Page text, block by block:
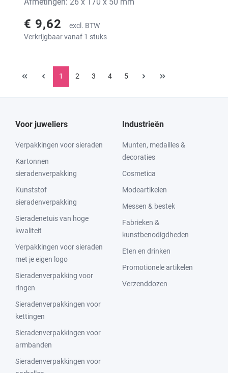
€ 9,62
excl. BTW
Verkrijgbaar vanaf 1 stuks
1 2 3 4 5
Voor juweliers
Verpakkingen voor sieraden
Kartonnen
sieradenverpakking
Kunststof
sieradenverpakking
Sieradenetuis van hoge
kwaliteit
Verpakkingen voor sieraden
met je eigen logo
Sieradenverpakking voor
ringen
Sieradenverpakkingen voor
kettingen
Sieradenverpakkingen voor
armbanden
Sieradenverpakkingen voor
Industrieën
Munten, medailles &
decoraties
Cosmetica
Modeartikelen
Messen & bestek
Fabrieken &
kunstbenodigdheden
Eten en drinken
Promotionele artikelen
Verzenddozen